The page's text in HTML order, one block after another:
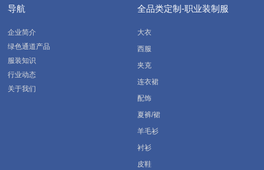
导航
企业简介
绿色通道产品
服装知识
行业动态
关于我们
全品类定制-职业装制服
大衣
西服
夹克
连衣裙
配饰
夏裤/裙
羊毛衫
衬衫
皮鞋